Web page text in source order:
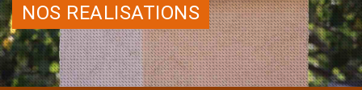
NOS REALISATIONS